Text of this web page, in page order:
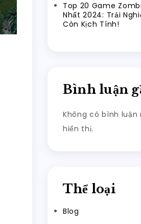
Top 20 Game
Nhất 2024: Trải
Còn Kịch Tính!
Bình luận
Không có bình luận
hiển thị.
Thể loại
Blog